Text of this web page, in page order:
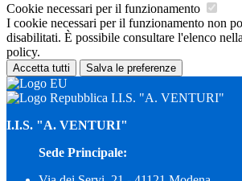
Cookie necessari per il funzionamento
I cookie necessari per il funzionamento non
disabilitati. È possibile consultare l'elenco
policy.
Accetta tutti Salva le preferenze
I.I.S. "A. VENTURI"
I.I.S. "A. VENTURI"
Sede Principale: